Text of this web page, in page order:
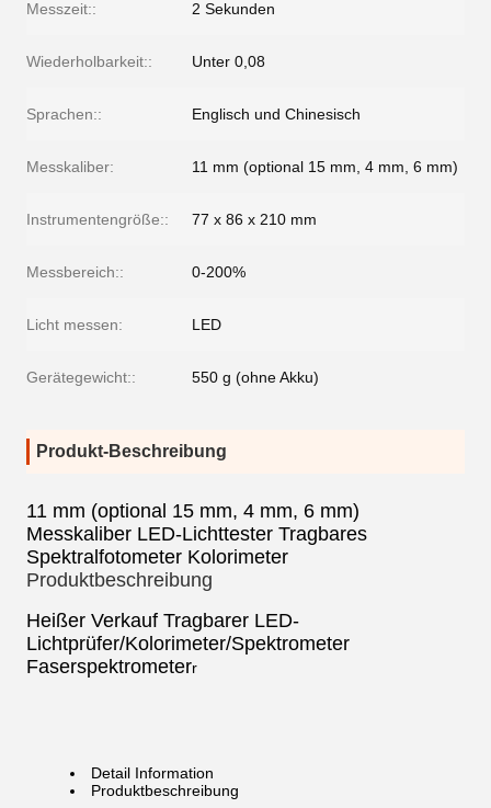
Messzeit:: 2 Sekunden
Wiederholbarkeit:: Unter 0,08
Sprachen:: Englisch und Chinesisch
Messkaliber: 11 mm (optional 15 mm, 4 mm, 6 mm)
Instrumentengröße:: 77 x 86 x 210 mm
Messbereich:: 0-200%
Licht messen: LED
Gerätegewicht:: 550 g (ohne Akku)
Produkt-Beschreibung
11 mm (optional 15 mm, 4 mm, 6 mm)
Messkaliber LED-Lichttester Tragbares
Spektralfotometer Kolorimeter
Produktbeschreibung
Heißer Verkauf Tragbarer LED-
Lichtprüfer/Kolorimeter/Spektrometer
Faserspektrometerr
Detail Information
Produktbeschreibung